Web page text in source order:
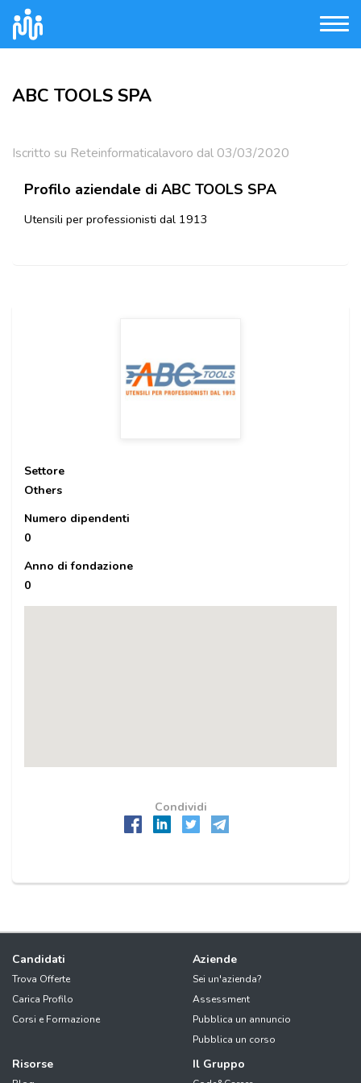
ABC TOOLS SPA
Iscritto su Reteinformaticalavoro dal 03/03/2020
Profilo aziendale di ABC TOOLS SPA
Utensili per professionisti dal 1913
Settore
Others
Numero dipendenti
0
Anno di fondazione
0
Condividi
Candidati
Trova Offerte
Carica Profilo
Corsi e Formazione
Aziende
Sei un'azienda?
Assessment
Pubblica un annuncio
Pubblica un corso
Risorse Il Gruppo